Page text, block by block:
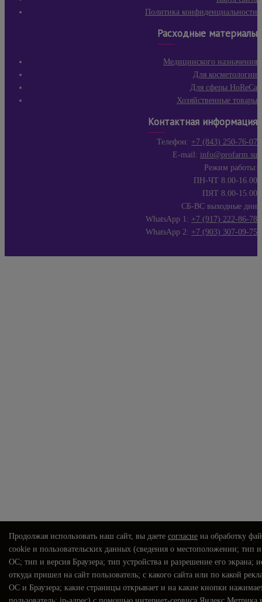
Политика конфиденциальности
Расходные материалы
Медицинского назначения
Для косметологии
Для сферы HoReCa
Хозяйственные товары
Контактная информация
Телефон: +7 (843) 250-76-07
E-mail: info@profarm.su
Режим работы:
ПН-ЧТ 8.00-16.00
ПЯТ 8.00-15.00
СБ-ВС выходные дни
WhatsApp 1: +7 (917) 222-86-78
WhatsApp 2: +7 (903) 307-09-75
Продолжая использовать наш сайт, вы даете согласие на обработку
cookie и пользовательских данных (сведения о местоположении; тип и
ОС; тип и версия Браузера; тип устройства и разрешение его экрана;
откуда пришел на сайт пользователь; с какого сайта или по какой
ОС и Браузера; какие страницы открывает и на какие кнопки